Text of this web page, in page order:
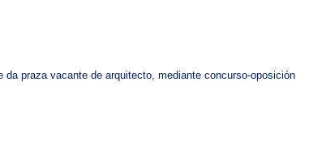
praza vacante de arquitecto, mediante concurso-oposición